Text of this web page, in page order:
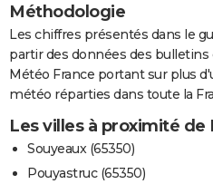
Méthodologie
Les chiffres présentés dans le
partir des données des
Météo France portant sur plus
météo réparties dans toute la
Les villes à proximité de
Souyeaux (65350)
Pouyastruc (65350)